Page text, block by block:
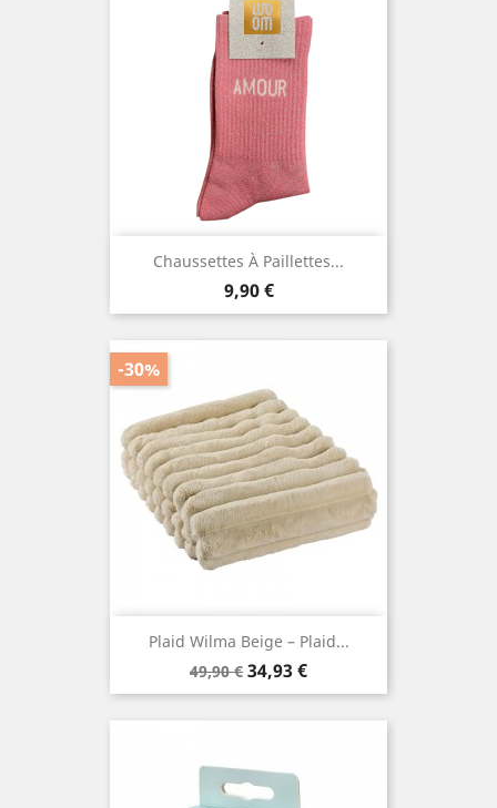
Chaussettes À Paillettes...
Prix
9,90 €
Plaid Wilma Beige – Plaid...
Prix
de
49,90 € Prix
34,93 €
-30%